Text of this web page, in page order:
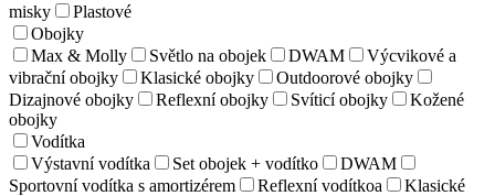
misky
Plastové
Obojky
Max & Molly
Světlo na obojek DWAM
Výcvikové a
vibrační obojky
Klasické obojky
Outdoorové obojky
Dizajnové obojky
Reflexní obojky Svíticí obojky
Kožené
obojky
Vodítka
Výstavní vodítka
Set obojek + vodítko
DWAM
Sportovní vodítka s amortizérem
Reflexní vodítkoa
Klasické